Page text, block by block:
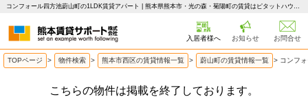
コンフォール四方池蔚山町の1LDK賃貸アパート | 熊本県熊本市・光の森・菊陽町の賃貸はピタットハウス 熊本賃貸サポート
入居者様へ お知らせ お問合せ
TOPページ > 物件検索 > 熊本市西区の賃貸情報一覧 > 蔚山町の賃貸情報一覧 > コンフ
こちらの物件は掲載を終了しております。